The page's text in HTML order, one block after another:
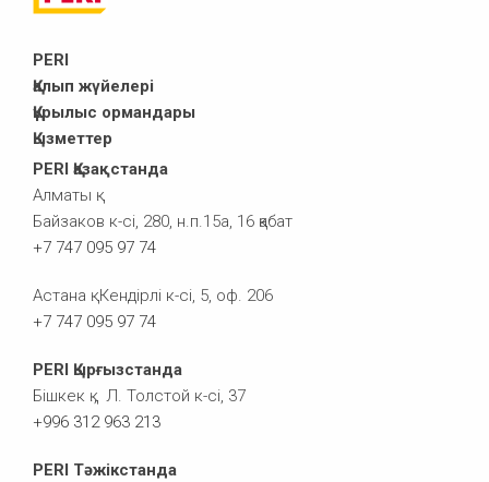
PERI
Қалып жүйелері
Құрылыс ормандары
Қызметтер
PERI Қазақстанда
Алматы қ.
Байзаков к-сі, 280, н.п.15а, 16 қабат
+7 747 095 97 74
Астана қ. Кендірлі к-сі, 5, оф. 206
+7 747 095 97 74
PERI Қырғызстанда
Бішкек қ., Л. Толстой к-сі, 37
+996 312 963 213
PERI Тәжікстанда